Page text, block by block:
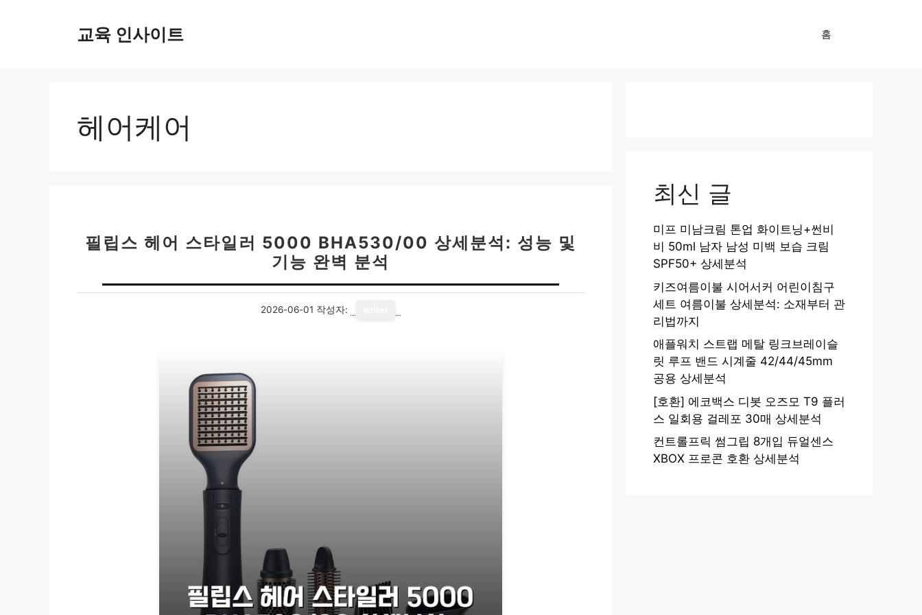
교육 인사이트 홈
헤어케어
필립스 헤어 스타일러 5000 BHA530/00 상세분석: 성능 및
기능 완벽 분석
2026-06-01 작성자:
최신 글
미프 미남크림 톤업 화이트닝+썬비
비 50ml 남자 남성 미백 보습 크림
SPF50+ 상세분석
키즈여름이불 시어서커 어린이침구
세트 여름이불 상세분석: 소재부터 관
리법까지
애플워치 스트랩 메탈 링크브레이슬
릿 루프 밴드 시계줄 42/44/45mm
공용 상세분석
[호환] 에코백스 디봇 오즈모 T9 플러
스 일회용 걸레포 30매 상세분석
컨트롤프릭 썸그립 8개입 듀얼센스
XBOX 프로콘 호환 상세분석